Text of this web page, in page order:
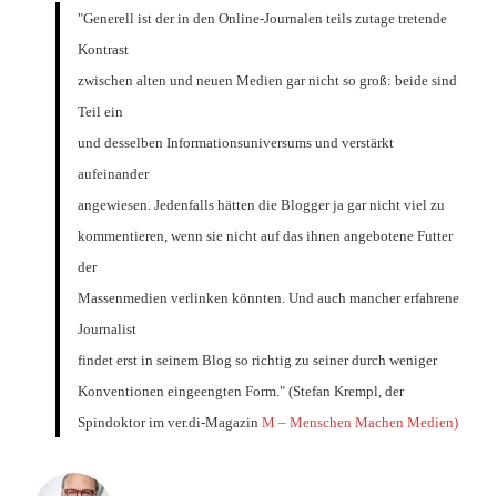
"Generell ist der in den Online-Journalen teils zutage tretende
Kontrast
zwischen alten und neuen Medien gar nicht so groß: beide sind
Teil ein
und desselben Informationsuniversums und verstärkt
aufeinander
angewiesen. Jedenfalls hätten die Blogger ja gar nicht viel zu
kommentieren, wenn sie nicht auf das ihnen angebotene Futter
der
Massenmedien verlinken könnten. Und auch mancher erfahrene
Journalist
findet erst in seinem Blog so richtig zu seiner durch weniger
Konventionen eingeengten Form." (Stefan Krempl, der
Spindoktor im ver.di-Magazin M – Menschen Machen Medien)